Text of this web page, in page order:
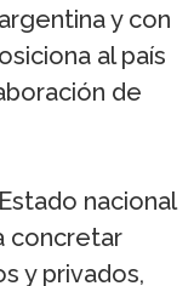
y con
al país
de
nacional
concretar
y privados,